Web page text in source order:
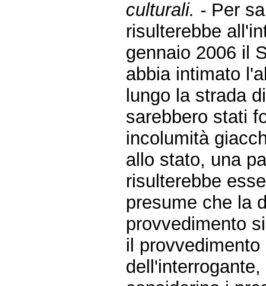
culturali. - Per
risulterebbe
gennaio 2006 il
abbia intimato
lungo la strada
sarebbero stati
incolumità
allo stato, una
risulterebbe
presume che la
provvedimento
il